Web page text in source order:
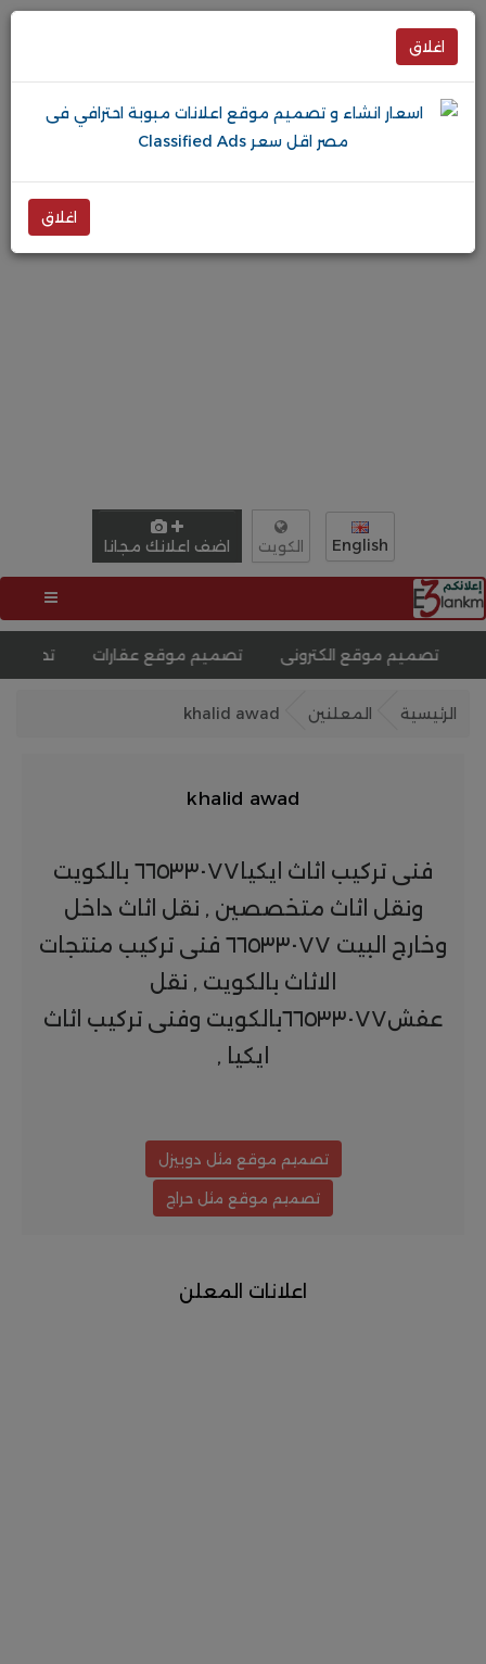
English الكويت اضف اعلانك مجانا
الكترونى تصميم موقع عقارات تصميم موقع وظائف
الرئيسية المعلنين khalid awad
khalid awad
فنى تركيب اثاث ايكيا٦٦٥٣٣٠٧٧ بالكويت
ونقل اثاث متخصصين , نقل اثاث داخل
وخارج البيت ٦٦٥٣٣٠٧٧ فنى تركيب منتجات
الاثاث بالكويت , نقل
عفش٦٦٥٣٣٠٧٧بالكويت وفنى تركيب اثاث
ايكيا ,
تصميم موقع مثل دوبيزل
تصميم موقع مثل حراج
اعلانات المعلن
اغلاق
اغلاق